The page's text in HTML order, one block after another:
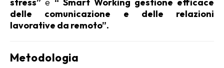
stress” e “ Smart Working gestione efficace
delle comunicazione e delle relazioni
lavorative da remoto”.
Metodologia